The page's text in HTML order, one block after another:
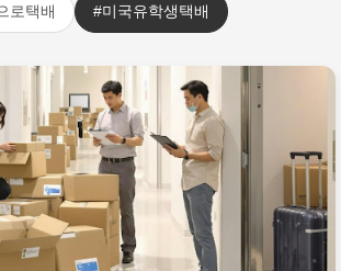
로택배 #미국유학생택배